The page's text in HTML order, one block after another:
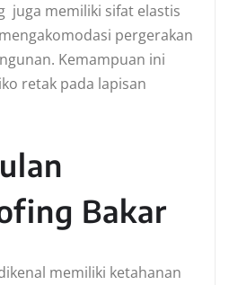
juga memiliki sifat elastis
pergerakan
Kemampuan ini
retak pada lapisan
Bakar
memiliki ketahanan